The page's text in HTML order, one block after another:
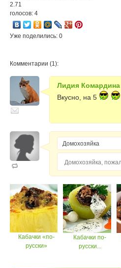
2.71
голосов: 4
Уже поделились: 0
Комментарии (1):
Лидия Комардина
Вкусно, на 5
Кабачки «по-
русски»
Кабачки по-
русски...